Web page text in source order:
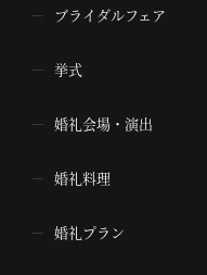
ブライダルフェア
挙式
婚礼会場・演出
婚礼料理
婚礼プラン